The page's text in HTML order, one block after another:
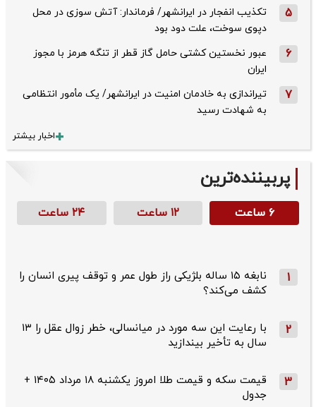
5
تکذیب ‌انفجار در ایرانشهر/ فرماندار: آتش سوزی در محل
دپوی سوخت، علت دود بود
6
عبور نخستین کشتی حامل گاز قطر از تنگه هرمز با مجوز
ایران
7
تیراندازی به خادمان امنیت در ایرانشهر/ یک مأمور انتظامی
به شهادت رسید
اخبار بیشتر
پربیننده‌ترین
۶ ساعت ۱۲ ساعت ۲۴ ساعت
1
نابغه ۱۵ ساله بلژیکی راز طول عمر و توقف پیری انسان را
کشف می‌کند؟
2
با رعایت این سه مورد در میانسالی، خطر زوال عقل را ۱۳
سال به تأخیر بیندازید
3
قیمت سکه و قیمت طلا امروز یکشنبه ۱۸ مرداد ۱۴۰۵ +
جدول